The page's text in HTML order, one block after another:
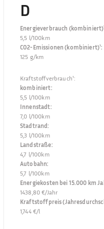
D
Energieverbrauch (kombiniert)¹
5,5 l/100km
CO2-Emissionen (kombiniert)¹:
125 g/km
Kraftstoffverbrauch¹:
kombiniert:
5,5 l/100km
Innenstadt:
7,0 l/100km
Stadtrand:
5,3 l/100km
Landstraße:
4,7 l/100km
Autobahn:
5,7 l/100km
Energiekosten bei 15.000 km
1438,80 €/Jahr
Kraftstoffpreis
1,744 €/l